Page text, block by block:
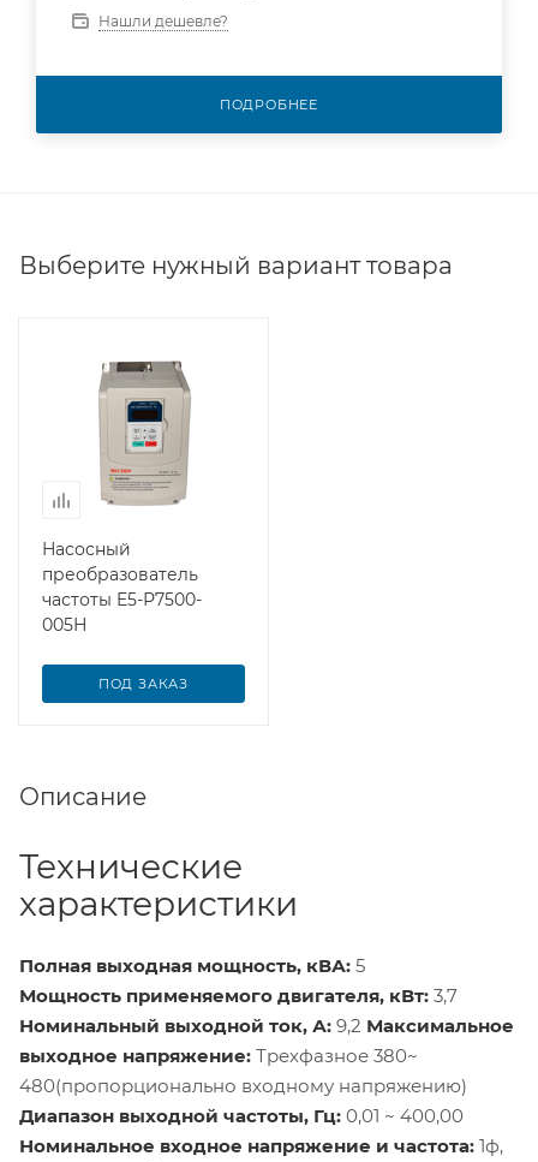
Нашли дешевле?
ПОДРОБНЕЕ
Выберите нужный вариант товара
Насосный
преобразователь
частоты E5-Р7500-
005Н
ПОД ЗАКАЗ
Описание
Технические
характеристики
Полная выходная мощность, кВА: 5
Мощность применяемого двигателя, кВт: 3,7
Номинальный выходной ток, А: 9,2 Максимальное
выходное напряжение: Трехфазное 380~
480(пропорционально входному напряжению)
Диапазон выходной частоты, Гц: 0,01 ~ 400,00
Номинальное входное напряжение и частота: 1ф,